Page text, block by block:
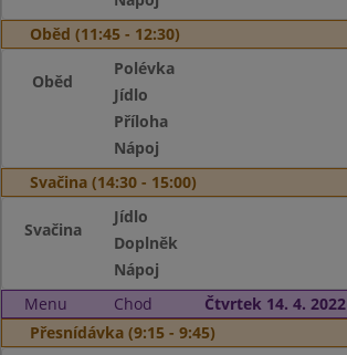
Oběd (11:45 - 12:30)
Oběd
Polévka
Jídlo
Příloha
Nápoj
Svačina (14:30 - 15:00)
Svačina
Jídlo
Doplněk
Nápoj
Menu
Chod
Čtvrtek 14. 4. 2022
Přesnídávka (9:15 - 9:45)